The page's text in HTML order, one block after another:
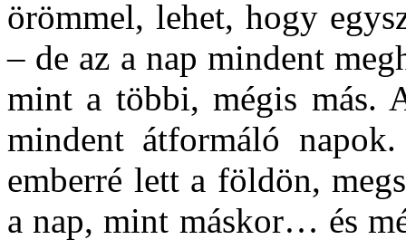
örömmel, lehet, hogy
– de az a nap mindent
mint a többi, mégis más.
mindent átformáló
emberré lett a földön,
a nap, mint máskor… és